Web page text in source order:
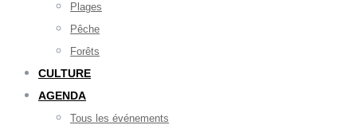
Plages
Pêche
Forêts
CULTURE
AGENDA
Tous les événements